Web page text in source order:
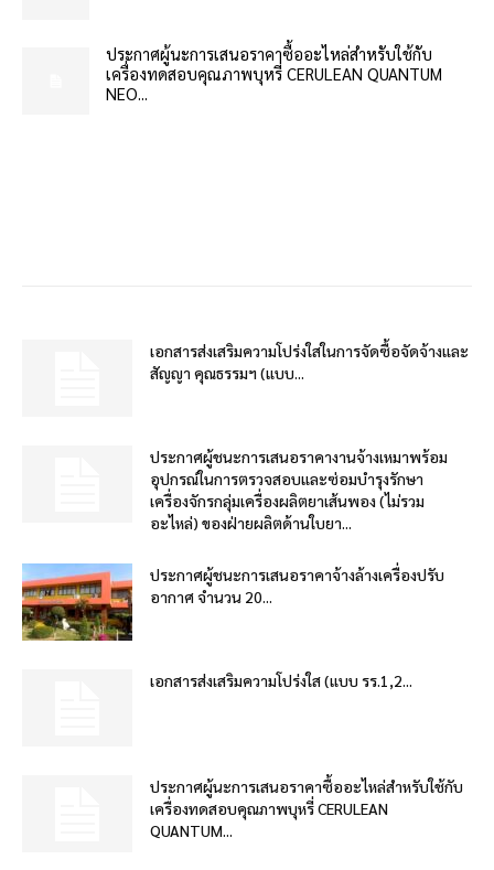
ประกาศผู้นะการเสนอราคาซื้ออะไหล่สำหรับใช้กับ
เครื่องทดสอบคุณภาพบุหรี่ CERULEAN QUANTUM
NEO...
เอกสารส่งเสริมความโปร่งใสในการจัดซื้อจัดจ้างและ
สัญญา คุณธรรมฯ (แบบ...
ประกาศผู้ชนะการเสนอราคางานจ้างเหมาพร้อม
อุปกรณ์ในการตรวจสอบและซ่อมบำรุงรักษา
เครื่องจักรกลุ่มเครื่องผลิตยาเส้นพอง (ไม่รวม
อะไหล่) ของฝ่ายผลิตด้านใบยา...
ประกาศผู้ชนะการเสนอราคาจ้างล้างเครื่องปรับ
อากาศ จำนวน 20...
เอกสารส่งเสริมความโปร่งใส (แบบ รร.1,2...
ประกาศผู้นะการเสนอราคาซื้ออะไหล่สำหรับใช้กับ
เครื่องทดสอบคุณภาพบุหรี่ CERULEAN
QUANTUM...